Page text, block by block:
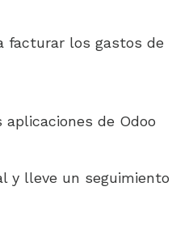
facturar los gastos de
de Odoo
y lleve un seguimiento